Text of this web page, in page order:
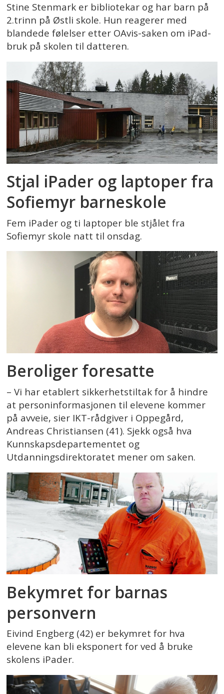
Stine Stenmark er bibliotekar og har barn på
2.trinn på Østli skole. Hun reagerer med
blandede følelser etter OAvis-saken om iPad-
bruk på skolen til datteren.
Stjal iPader og laptoper fra
Sofiemyr barneskole
Fem iPader og ti laptoper ble stjålet fra
Sofiemyr skole natt til onsdag.
Beroliger foresatte
– Vi har etablert sikkerhetstiltak for å hindre
at personinformasjonen til elevene kommer
på avveie, sier IKT-rådgiver i Oppegård,
Andreas Christiansen (41). Sjekk også hva
Kunnskapsdepartementet og
Utdanningsdirektoratet mener om saken.
Bekymret for barnas
personvern
Eivind Engberg (42) er bekymret for hva
elevene kan bli eksponert for ved å bruke
skolens iPader.